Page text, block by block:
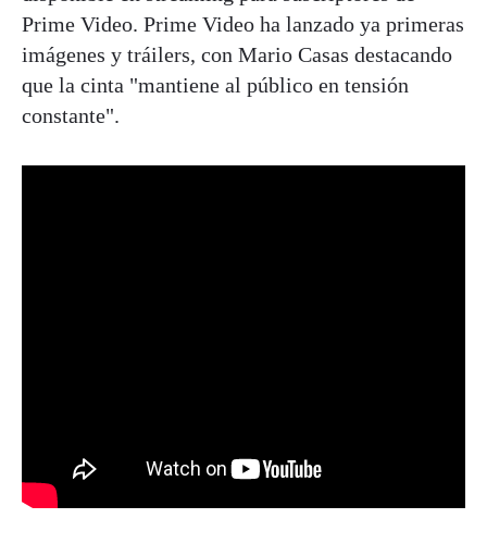
Prime Video. Prime Video ha lanzado ya primeras
imágenes y tráilers, con Mario Casas destacando
que la cinta "mantiene al público en tensión
constante".